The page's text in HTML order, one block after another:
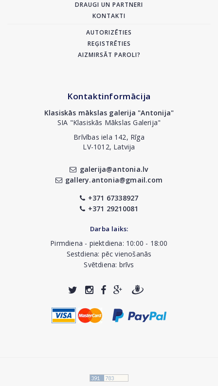
DRAUGI UN PARTNERI
KONTAKTI
AUTORIZĒTIES
REĢISTRĒTIES
AIZMIRSĀT PAROLI?
Kontaktinformācija
Klasiskās mākslas galerija "Antonija"
SIA "Klasiskās Mākslas Galerija"
Brīvības iela 142, Rīga
LV-1012, Latvija
galerija@antonia.lv
gallery.antonia@gmail.com
+371 67338927
+371 29210081
Darba laiks:
Pirmdiena - piektdiena: 10:00 - 18:00
Sestdiena: pēc vienošanās
Svētdiena: brīvs